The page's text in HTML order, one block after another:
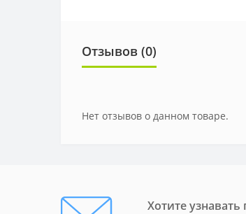
Отзывов (0)
Нет отзывов о данном товаре.
Хотите